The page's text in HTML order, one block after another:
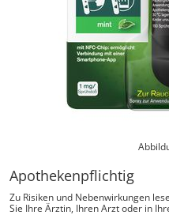
Apothekenpflichtig
Zu Risiken und Nebenwirkungen
Sie Ihre Ärztin, Ihren Arzt oder in